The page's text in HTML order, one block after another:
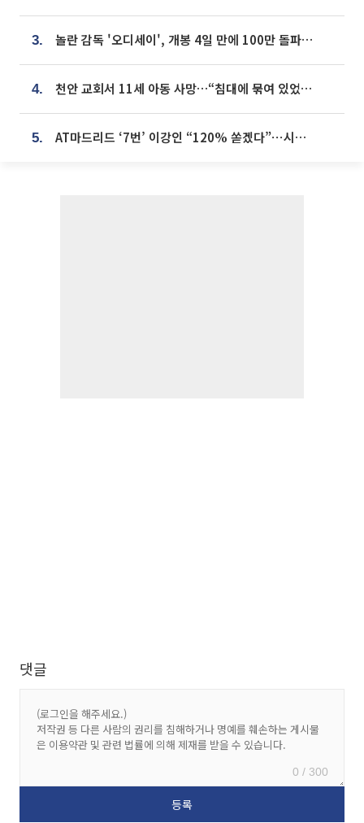
3. 놀란 감독 '오디세이', 개봉 4일 만에 100만 돌파⋯'왕사남' 보다 빠르다
4. 천안 교회서 11세 아동 사망…“침대에 묶여 있었다” 진술 확보
5. AT마드리드 ‘7번’ 이강인 “120% 쏟겠다”⋯시메오네 감독 “필요한 선수”
댓글
0 / 300